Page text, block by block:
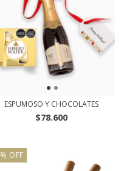
ESPUMOSO Y CHOCOLATES
$78.600
% OFF